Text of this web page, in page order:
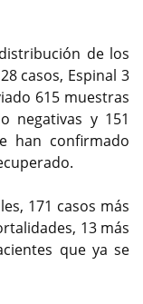
de los
casos, Espinal 3
615 muestras
negativas y 151
han confirmado
171 casos más
13 más
que ya se